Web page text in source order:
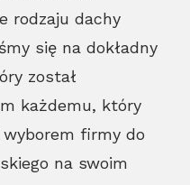
rodzaju dachy
się na dokładny
został
każdemu, który
firmy do
na swoim